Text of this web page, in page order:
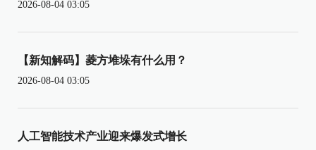
2026-08-04 03:05
【新知解码】菱方堆垛有什么用？
2026-08-04 03:05
人工智能技术产业迎来爆发式增长